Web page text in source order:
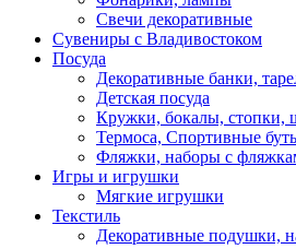
Свечи декоративные
Сувениры с Владивостоком
Посуда
Декоративные банки,
Детская посуда
Кружки, бокалы, стопки,
Термоса, Спортивные
Фляжки, наборы с
Игры и игрушки
Мягкие игрушки
Текстиль
Декоративные подушки,